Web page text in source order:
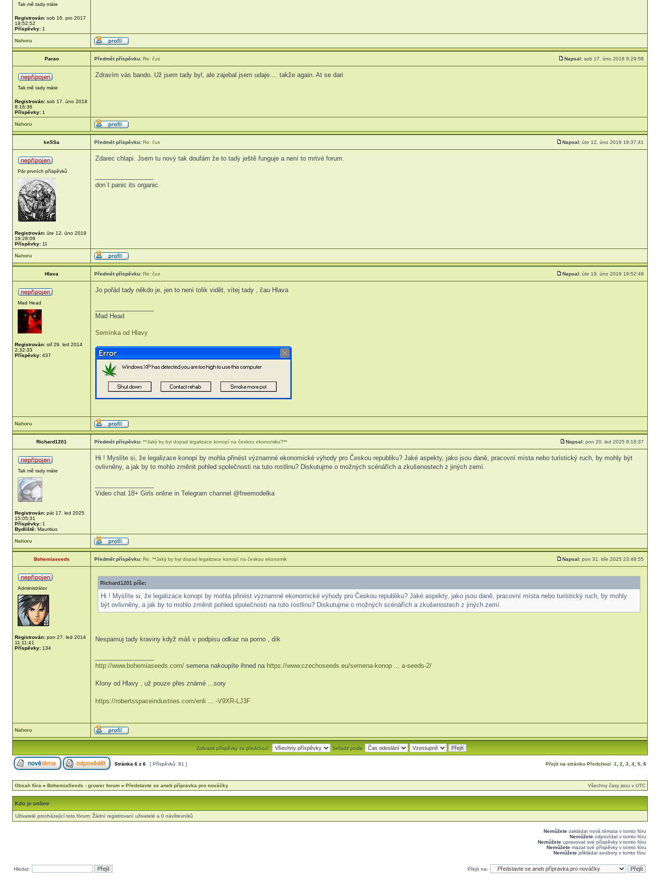
Tak mě tady máte
Registrován: sob 16. pro 2017
18:52:52
Příspěvky: 1
Nahoru
Parao Předmět příspěvku: Re: čus Napsal: sob 17. úno 2018 8:29:58
Tak mě tady máte
Registrován: sob 17. úno 2018
8:16:36
Příspěvky: 1
Zdravím vás bando. Už jsem tady byl, ale zajebal jsem udaje.... takže again. At se dari
Nahoru
keSSa Předmět příspěvku: Re: čus Napsal: úte 12. úno 2019 19:37:41
Pár prvních příspěvků
Registrován: úte 12. úno 2019
19:28:09
Příspěvky: 11
Zdarec chlapi. Jsem tu nový tak doufám že to tady ještě funguje a není to mrtvé forum.
don´t panic its organic.
Nahoru
Hlava Předmět příspěvku: Re: čus Napsal: úte 19. úno 2019 19:52:48
Mad Head
Registrován: stř 29. led 2014
2:32:33
Příspěvky: 437
Jo pořád tady někdo je, jen to není tolik vidět, vítej tady , čau Hlava
Mad Head
Semínka od Hlavy
Nahoru
Richard1201 Předmět příspěvku: **Jaký by byl dopad legalizace konopí na českou ekonomiku?** Napsal: pon 20. led 2025 8:18:37
Tak mě tady máte
Registrován: pát 17. led 2025
15:05:31
Příspěvky: 1
Bydliště: Mauritius
Hi ! Myslíte si, že legalizace konopí by mohla přinést významné ekonomické výhody pro Českou republiku? Jaké aspekty, jako jsou daně, pracovní místa nebo turistický ruch, by mohly být
ovlivněny, a jak by to mohlo změnit pohled společnosti na tuto rostlinu? Diskutujme o možných scénářích a zkušenostech z jiných zemí.
Video chat 18+ Girls online in Telegram channel @freemodelka
Nahoru
Bohemiaseeds Předmět příspěvku: Re: **Jaký by byl dopad legalizace konopí na českou ekonomik Napsal: pon 31. bře 2025 23:48:55
Administrátor
Registrován: pon 27. led 2014
11:11:41
Příspěvky: 134
Richard1201 píše:
Hi ! Myslíte si, že legalizace konopí by mohla přinést významné ekonomické výhody pro Českou republiku? Jaké aspekty, jako jsou daně, pracovní místa nebo turistický ruch, by mohly
být ovlivněny, a jak by to mohlo změnit pohled společnosti na tuto rostlinu? Diskutujme o možných scénářích a zkušenostech z jiných zemí.
Nespamuj tady kraviny když máš v podpisu odkaz na porno , dík
http://www.bohemiaseeds.com/ semena nakoupíte ihned na https://www.czechoseeds.eu/semena-konop ... a-seeds-2/
Klony od Hlavy , už pouze přes známé ...sory
https://robertsspaceindustries.com/enli ... -V9XR-LJ3F
Nahoru
Zobrazit příspěvky za předchozí: Seřadit podle
Stránka 6 z 6 [ Příspěvků: 81 ] Přejít na stránku Předchozí 1 2 3 4 5 6
Obsah fóra » BohemiaSeeds - grower forum » Představte se aneb přípravka pro nováčky Všechny časy jsou v UTC
Kdo je online
Uživatelé procházející toto fórum: Žádní registrovaní uživatelé a 0 návštevníků
Nemůžete zakládat nová témata v tomto fóru
Nemůžete odpovídat v tomto fóru
Nemůžete upravovat své příspěvky v tomto fóru
Nemůžete mazat své příspěvky v tomto fóru
Nemůžete přikládat soubory v tomto fóru
Hledat: Přejít na: